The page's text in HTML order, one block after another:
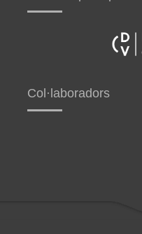
Col·laboradors